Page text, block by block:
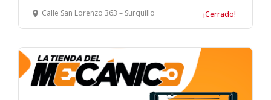
Calle San Lorenzo 363 – Surquillo ¡Cerrado!